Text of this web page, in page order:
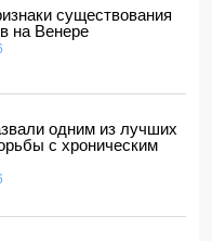
в связи с
Азовском и Чёрном
на
существования
на Венере
одним из лучших
с хроническим